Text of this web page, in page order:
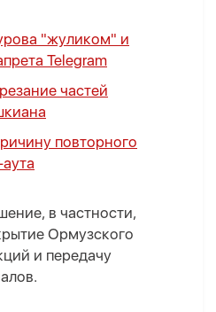
"жуликом" и
Telegram
частей
повторного
в частности,
Ормузского
и передачу